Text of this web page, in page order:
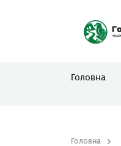
Головна
Головна